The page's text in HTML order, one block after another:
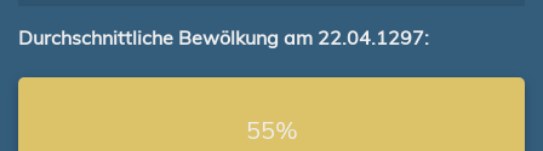
Durchschnittliche Bewölkung am 22.04.1297:
55%